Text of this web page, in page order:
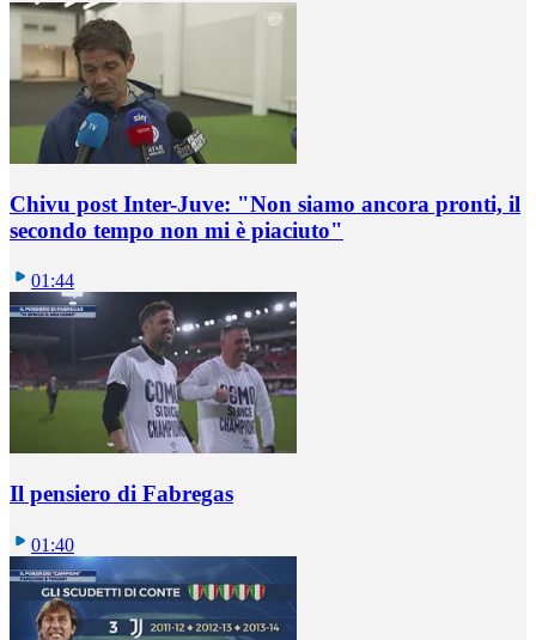
Chivu post Inter-Juve: "Non siamo ancora pronti, il
secondo tempo non mi è piaciuto"
01:44
Il pensiero di Fabregas
01:40